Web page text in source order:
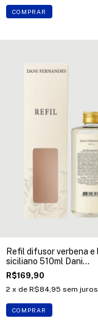
COMPRAR
Refil difusor verbena e
siciliano 510ml Dani
Fernandes
R$169,90
2 x de R$84,95 sem juros
COMPRAR